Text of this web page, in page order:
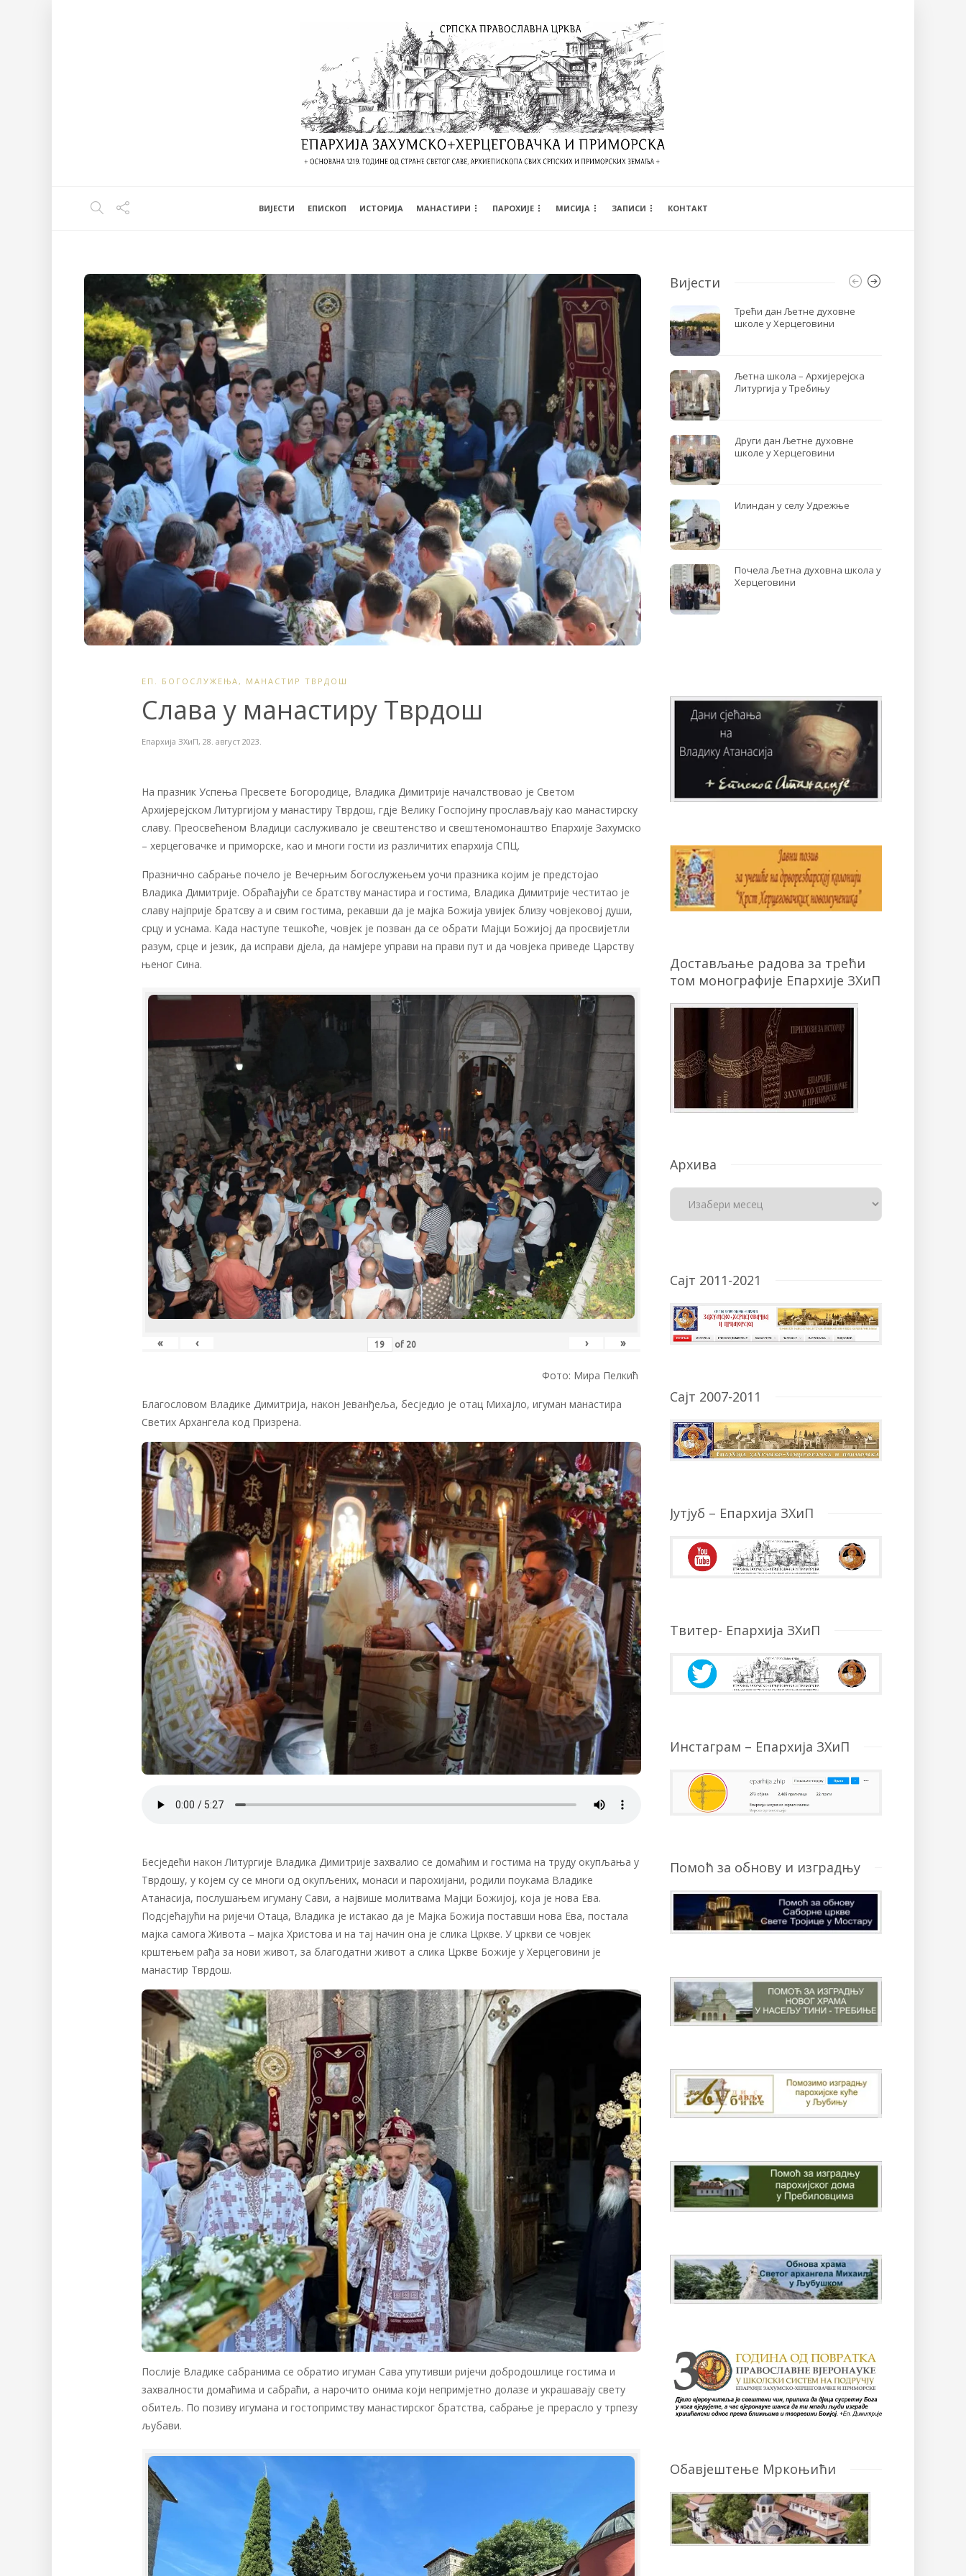
ВИЈЕСТИ EПИСКОП ИСТОРИЈА МАНАСТИРИ ПАРОХИЈЕ МИСИЈА ЗАПИСИ КОНТАКТ
ЕП. БОГОСЛУЖЕЊА , МАНАСТИР ТВРДОШ
Слава у манастиру Тврдош
Епархија ЗХиП, 28. август 2023.
На празник Успења Пресвете Богородице, Владика Димитрије началствовао је Светом
Архијерејском Литургијом у манастиру Тврдош, гдје Велику Госпојину прослављају као манастирску
славу. Преосвећеном Владици саслуживало је свештенство и свештеномонаштво Епархије Захумско
– херцеговачке и приморске, као и многи гости из различитих епархија СПЦ.
Празнично сабрање почело је Вечерњим богослужењем уочи празника којим је предстојао
Владика Димитрије. Обраћајући се братству манастира и гостима, Владика Димитрије честитао је
славу најприје братсву а и свим гостима, рекавши да je мајка Божија увијек близу човјековој души,
срцу и уснама. Када наступе тешкоће, човјек је позван да се обрати Мајци Божијој да просвијетли
разум, срце и језик, да исправи дјела, да намјере управи на прави пут и да човјека приведе Царству
њеног Сина.
« ‹ of 20 › »
Фото: Мира Пелкић
Благословом Владике Димитрија, након Јеванђеља, бесједио је отац Михајло, игуман манастира
Светих Архангела код Призрена.
Бесједећи након Литургије Владика Димитрије захвалио се домаћим и гостима на труду окупљања у
Тврдошу, у којем су се многи од окупљених, монаси и парохијани, родили поукама Владике
Атанасија, послушањем игуману Сави, а највише молитвама Мајци Божијој, која је нова Ева.
Подсјећајући на ријечи Отаца, Владика је истакао да је Мајка Божија поставши нова Ева, постала
мајка самога Живота – мајка Христова и на тај начин она је слика Цркве. У цркви се човјек
крштењем рађа за нови живот, за благодатни живот а слика Цркве Божије у Херцеговини је
манастир Тврдош.
Послије Владике сабранима се обратио игуман Сава упутивши ријечи добродошлице гостима и
захвалности домаћима и сабраћи, а нарочито онима који непримјетно долазе и украшавају свету
обитељ. По позиву игумана и гостопримству манастирског братства, сабрање је прерасло у трпезу
љубави.
Вијести
Трећи дан Љетне духовне
школе у Херцеговини
Љетна школа – Архијерејска
Литургија у Требињу
Други дан Љетне духовне
школе у Херцеговини
Илиндан у селу Удрежње
Почела Љетна духовна школа у
Херцеговини
Достављање радова за трећи
том монографије Епархије ЗХиП
Архива
Сајт 2011-2021
Сајт 2007-2011
Јутјуб – Епархија ЗХиП
Твитер- Епархија ЗХиП
Инстаграм – Епархија ЗХиП
Помоћ за обнову и изградњу
Обавјештење Мркоњићи